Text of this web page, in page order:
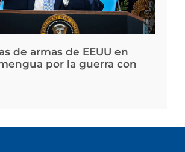
de armas de EEUU en
por la guerra con